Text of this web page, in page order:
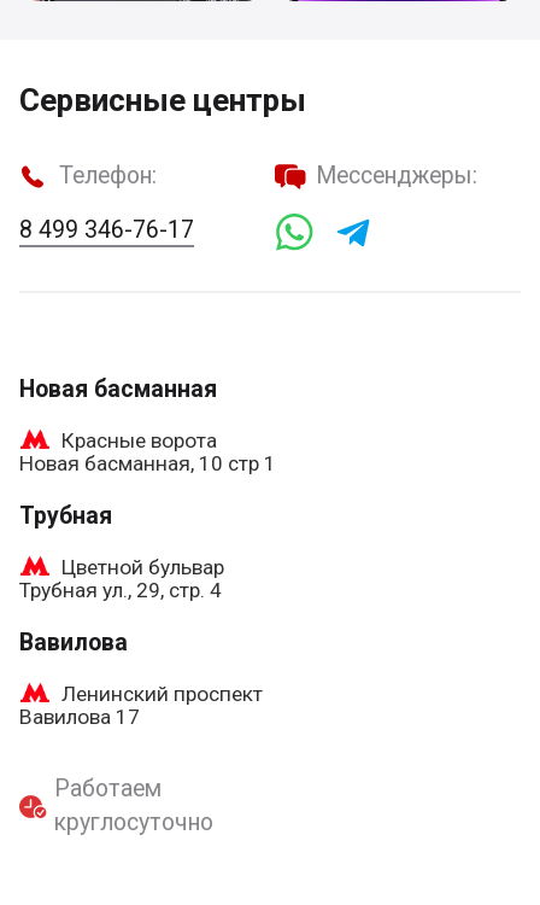
Сервисные центры
Телефон:
8 499 346-76-17
Мессенджеры:
Новая басманная
Красные ворота
Новая басманная, 10 стр 1
Трубная
Цветной бульвар
Трубная ул., 29, стр. 4
Вавилова
Ленинский проспект
Вавилова 17
Работаем
круглосуточно